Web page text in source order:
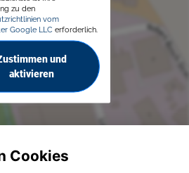
zu den
vom
Google LLC erforderlich.
und
aktivieren
Cookies